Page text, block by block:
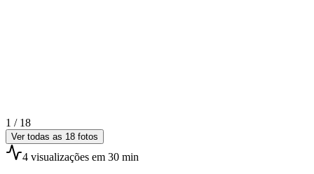
1 / 18
Ver todas as 18 fotos
4 visualizações em 30 min